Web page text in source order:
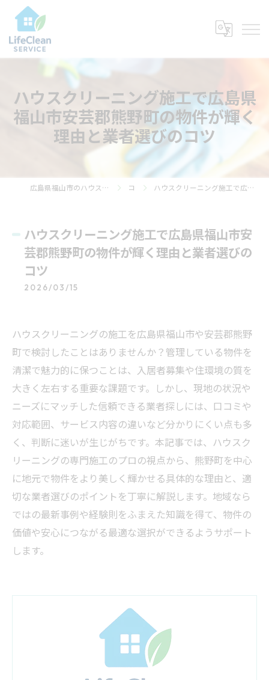
ハウスクリーニング施工で広島県
福山市安芸郡熊野町の物件が輝く
理由と業者選びのコツ
広島県福山市のハウスクリーニングならライフ・クリーン・サービス コラム ハウスクリーニング施工で広島県福山市安芸郡熊野町の物件が輝く理由と業者選びのコツ
ハウスクリーニング施工で広島県福山市安
芸郡熊野町の物件が輝く理由と業者選びの
コツ
2026/03/15
ハウスクリーニングの施工を広島県福山市や安芸郡熊野
町で検討したことはありませんか？管理している物件を
清潔で魅力的に保つことは、入居者募集や住環境の質を
大きく左右する重要な課題です。しかし、現地の状況や
ニーズにマッチした信頼できる業者探しには、口コミや
対応範囲、サービス内容の違いなど分かりにくい点も多
く、判断に迷いが生じがちです。本記事では、ハウスク
リーニングの専門施工のプロの視点から、熊野町を中心
に地元で物件をより美しく輝かせる具体的な理由と、適
切な業者選びのポイントを丁寧に解説します。地域なら
ではの最新事例や経験則をふまえた知識を得て、物件の
価値や安心につながる最適な選択ができるようサポート
します。